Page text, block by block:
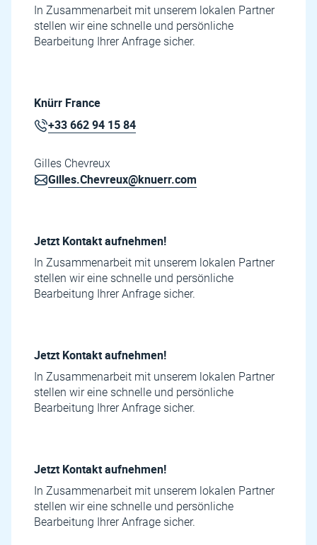
In Zusammenarbeit mit unserem lokalen Partner
stellen wir eine schnelle und persönliche
Bearbeitung Ihrer Anfrage sicher.
Knürr France
+33 662 94 15 84
Gilles Chevreux
Gilles.Chevreux@knuerr.com
Jetzt Kontakt aufnehmen!
In Zusammenarbeit mit unserem lokalen Partner
stellen wir eine schnelle und persönliche
Bearbeitung Ihrer Anfrage sicher.
Jetzt Kontakt aufnehmen!
In Zusammenarbeit mit unserem lokalen Partner
stellen wir eine schnelle und persönliche
Bearbeitung Ihrer Anfrage sicher.
Jetzt Kontakt aufnehmen!
In Zusammenarbeit mit unserem lokalen Partner
stellen wir eine schnelle und persönliche
Bearbeitung Ihrer Anfrage sicher.